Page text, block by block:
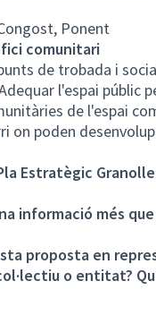
Ponent
comunitari
de trobada i
l'espai públic
de l'espai
on poden
Estratègic
informació més
proposta en
o entitat?